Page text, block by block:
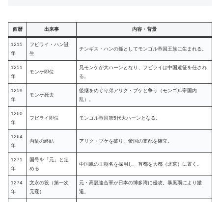
西暦 出来事 内容・背景
1215
年
フビライ・ハン誕
生
チンギス・ハンの孫としてモンゴル帝国王族に生まれる。
1251
年
モンケ即位
兄モンケが大ハーンとなり、フビライは中国遠征を任され
る。
1259
年
モンケ死去
後継をめぐり弟アリク・ブケと争う（モンゴル帝国内
乱）。
1260
年
フビライ即位 モンゴル帝国第5代大ハーンとなる。
1264
年
内乱の終結 アリク・ブケを破り、帝国の支配を確立。
1271
年
国号を「元」と定
める
中国風の王朝名を採用し、首都を大都（北京）に置く。
1274
年
文永の役（第一次
元寇）
元・高麗連合軍が日本の博多湾に侵攻。暴風雨により撤
退。